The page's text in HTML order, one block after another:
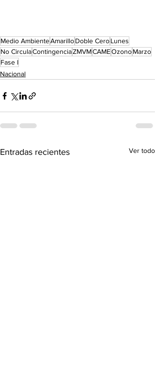
Medio AmbienteAmarilloDoble CeroLunes
No CirculaContingenciaZMVMCAMEOzonoMarzo
Fase I
Nacional
Entradas recientes Ver todo